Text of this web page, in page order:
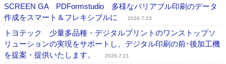
SCREEN GA PDFormstudio 多様なバリアブル印刷のデータ
作成をスマート＆フレキシブルに
2026.7.23
トヨテック 少量多品種・デジタルプリントのワンストップソ
リューションの実現をサポートし、デジタル印刷の前･後加工機
を提案・提供いたします。
2026.7.21